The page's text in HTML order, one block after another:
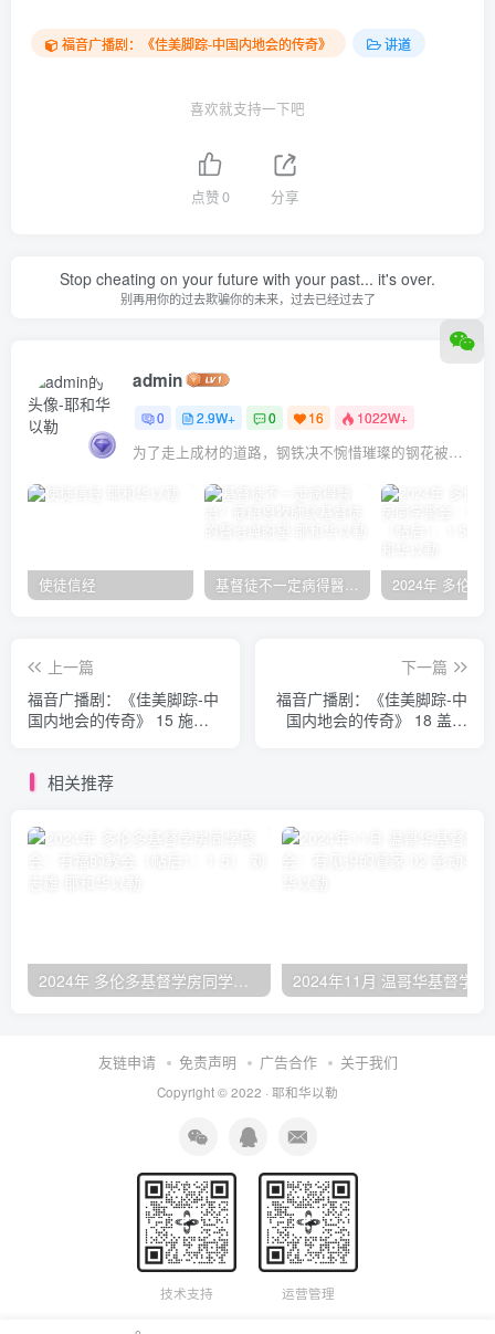
福音广播剧：《佳美脚踪-中国内地会的传奇》 讲道
喜欢就支持一下吧
点赞0 分享
Stop cheating on your future with your past... it's over.
别再用你的过去欺骗你的未来，过去已经过去了
admin
0 2.9W+ 0 16 1022W+
为了走上成材的道路，钢铁决不惋惜璀璨的钢花被遗弃
使徒信经 基督徒不一定病得醫治？寇紹恩牧師談基督徒的醫治與盼望
上一篇
福音广播剧：《佳美脚踪-中
国内地会的传奇》 15 施达
下一篇
福音广播剧：《佳美脚踪-中
国内地会的传奇》 18 盖落
相关推荐
2024年 多伦多基督学房同学聚会：有福的教会（帖后1：1-5） 刘志雄
友链申请 免责声明 广告合作 关于我们
Copyright © 2022 · 耶和华以勒
技术支持 运营管理